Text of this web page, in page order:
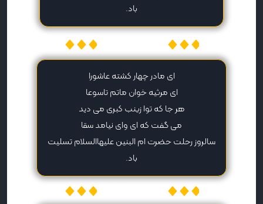
باد.
ای مادر چهار کشته عاشورا
ای مرثیه خوان ماتم تاسوعا
هر جا که توا زینب کبری می دید
می گفت که ای وای نیامد سقا
سالروز رحلت حضرت ام البنین علیهاالسلام تسلیت
باد.